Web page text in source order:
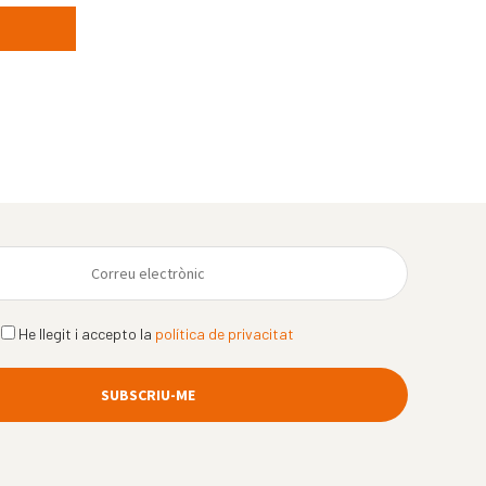
He llegit i accepto la política de privacitat